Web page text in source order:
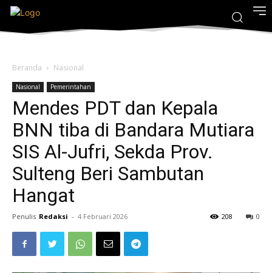
Beranda Nasional
Nasional Pemerintahan
Mendes PDT dan Kepala
BNN tiba di Bandara Mutiara
SIS Al-Jufri, Sekda Prov.
Sulteng Beri Sambutan
Hangat
Penulis Redaksi - 4 Februari 2026 0
208